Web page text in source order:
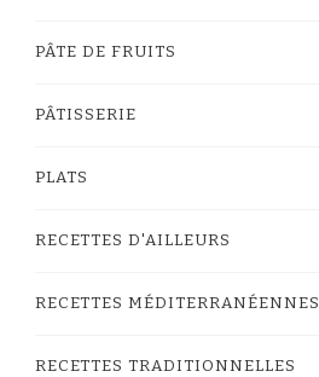
PÂTE DE FRUITS
PÂTISSERIE
PLATS
RECETTES D'AILLEURS
RECETTES MÉDITERRANÉENNES
RECETTES TRADITIONNELLES